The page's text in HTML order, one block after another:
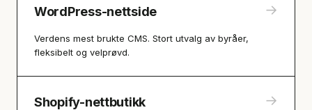
WordPress-nettside →
Verdens mest brukte CMS. Stort utvalg av byråer,
fleksibelt og velprøvd.
Shopify-nettbutikk →